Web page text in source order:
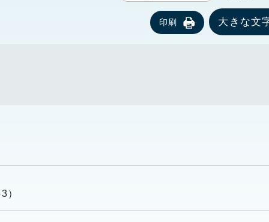
印刷 大きな文
）